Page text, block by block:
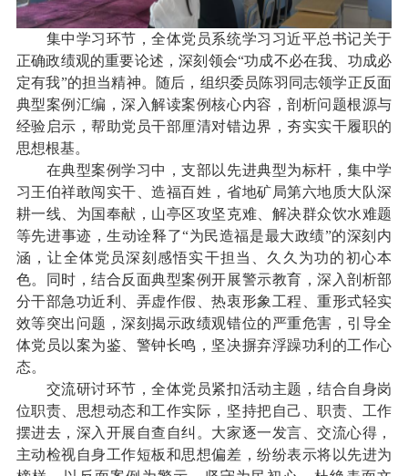
集中学习环节，全体党员系统学习习近平总书记关于
正确政绩观的重要论述，深刻领会“功成不必在我、功成必
定有我”的担当精神。随后，组织委员陈羽同志领学正反面
典型案例汇编，深入解读案例核心内容，剖析问题根源与
经验启示，帮助党员干部厘清对错边界，夯实实干履职的
思想根基。
在典型案例学习中，支部以先进典型为标杆，集中学
习王伯祥敢闯实干、造福百姓，省地矿局第六地质大队深
耕一线、为国奉献，山亭区攻坚克难、解决群众饮水难题
等先进事迹，生动诠释了“为民造福是最大政绩”的深刻内
涵，让全体党员深刻感悟实干担当、久久为功的初心本
色。同时，结合反面典型案例开展警示教育，深入剖析部
分干部急功近利、弄虚作假、热衷形象工程、重形式轻实
效等突出问题，深刻揭示政绩观错位的严重危害，引导全
体党员以案为鉴、警钟长鸣，坚决摒弃浮躁功利的工作心
态。
交流研讨环节，全体党员紧扣活动主题，结合自身岗
位职责、思想动态和工作实际，坚持把自己、职责、工作
摆进去，深入开展自查自纠。大家逐一发言、交流心得，
主动检视自身工作短板和思想偏差，纷纷表示将以先进为